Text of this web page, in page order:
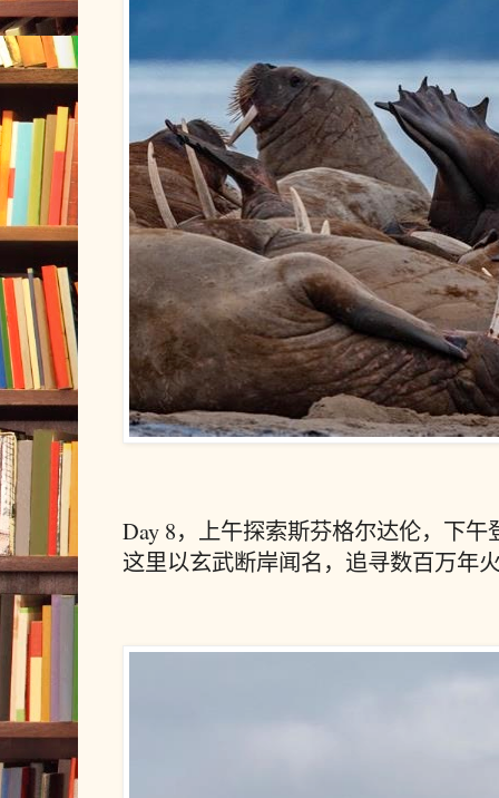
Day 8，上午探索斯芬格尔达伦，下午
这里以玄武断岸闻名，追寻数百万年